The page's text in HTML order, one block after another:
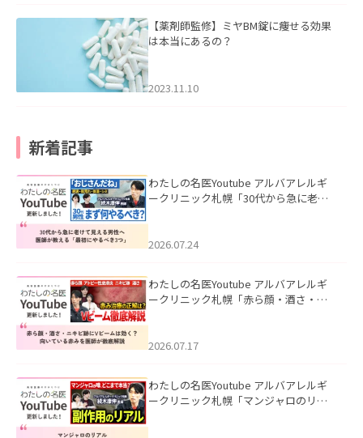
【薬剤師監修】ミヤBM錠に痩せる効果
は本当にあるの？
2023.11.10
新着記事
わたしの名医Youtube アルバアレルギ
ークリニック札幌「30代から急に老け
た。
2026.07.24
わたしの名医Youtube アルバアレルギ
ークリニック札幌「赤ら顔・酒さ・ニ
した。
2026.07.17
わたしの名医Youtube アルバアレルギ
ークリニック札幌「マンジャロのリア